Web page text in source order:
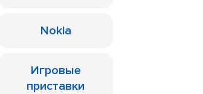
Nokia
Игровые
приставки